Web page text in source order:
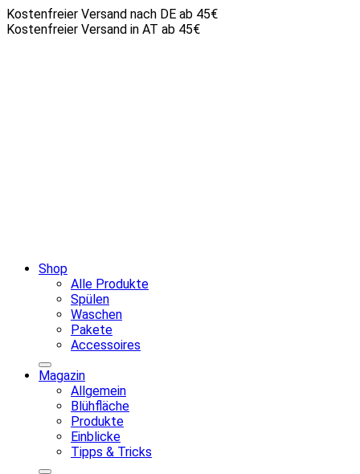
Kostenfreier Versand nach DE ab 45€
Kostenfreier Versand in AT ab 45€
Shop
Alle Produkte
Spülen
Waschen
Pakete
Accessoires
Magazin
Allgemein
Blühfläche
Produkte
Einblicke
Tipps & Tricks